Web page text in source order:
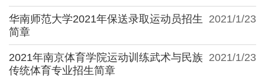
2021/1/23
华南师范大学2021年保送录取运动员招生
简章
2021/1/23
2021年南京体育学院运动训练武术与民族
传统体育专业招生简章